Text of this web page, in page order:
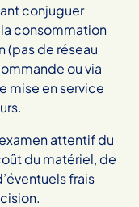
conjuguer
consommation
(pas de réseau
ou via
mise en service
attentif du
du matériel, de
frais